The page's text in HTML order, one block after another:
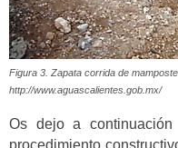
Figura 3. Zapata corrida de
http://www.aguascalientes.gob.mx/
Os dejo a
procedimiento